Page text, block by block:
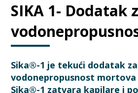
SIKA 1- Dodatak
Sika®-1 je tekući dodatak za
vodonepropusnost
Sika®-1 zatvara kapilare i